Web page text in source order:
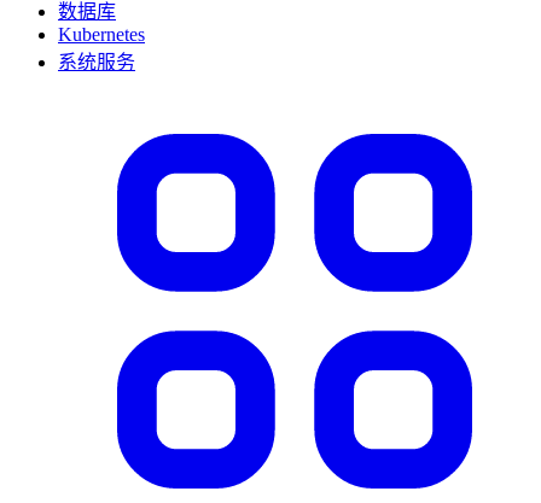
数据库
Kubernetes
系统服务